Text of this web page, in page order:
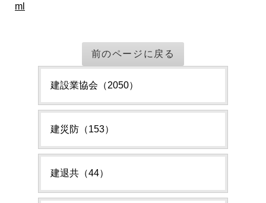
ml
前のページに戻る
建設業協会（2050）
建災防（153）
建退共（44）